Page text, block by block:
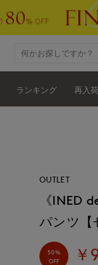
ランキング 再入
OUTLET
《INED
パンツ【
50%
OFF
￥